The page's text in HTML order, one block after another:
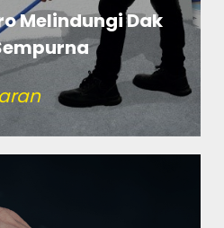
Melindungi Dak